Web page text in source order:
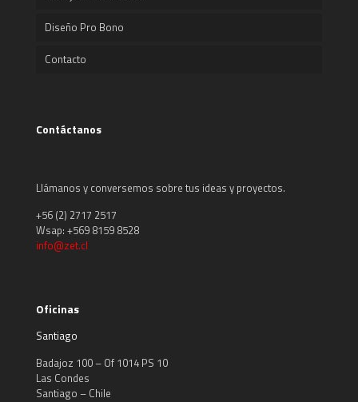
Diseño Pro Bono
Contacto
Contáctanos
Llámanos y conversemos sobre tus ideas y proyectos.
+56 (2) 2717 2517
Wsap: +569 8159 8528
info@zet.cl
Oficinas
Santiago
Badajoz 100 – Of 1014 PS 10
Las Condes
Santiago – Chile